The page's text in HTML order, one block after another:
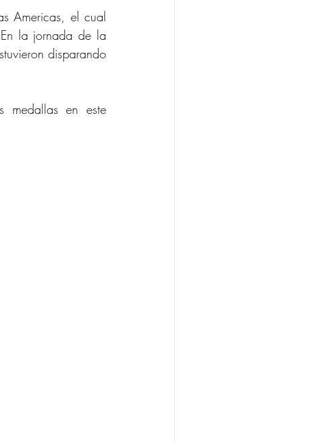
Americas, el cual
la jornada de la
disparando
medallas en este